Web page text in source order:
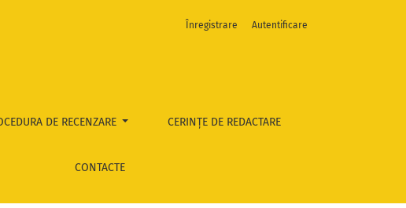
DE RECENZARE CERINȚE DE REDACTARE
CONTACTE
Înregistrare Autentificare